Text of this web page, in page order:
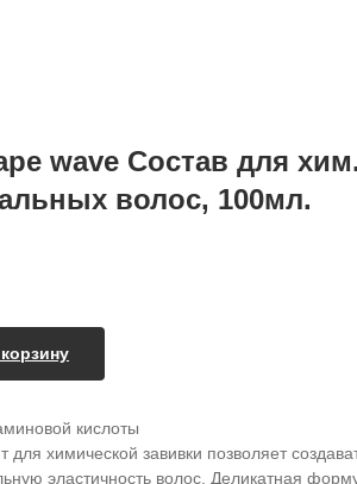
wave Состав для
волос, 100мл.
кислоты
для химической завивки позволяет
эластичность волос. Деликатная